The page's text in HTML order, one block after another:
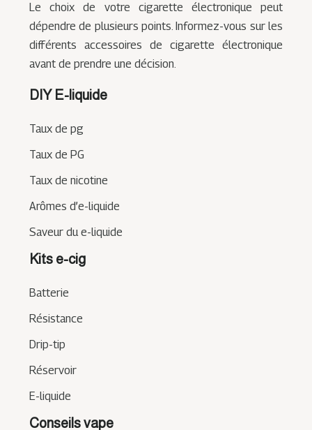
Le choix de votre cigarette électronique peut
dépendre de plusieurs points. Informez-vous sur les
différents accessoires de cigarette électronique
avant de prendre une décision.
DIY E-liquide
Taux de pg
Taux de PG
Taux de nicotine
Arômes d’e-liquide
Saveur du e-liquide
Kits e-cig
Batterie
Résistance
Drip-tip
Réservoir
E-liquide
Conseils vape